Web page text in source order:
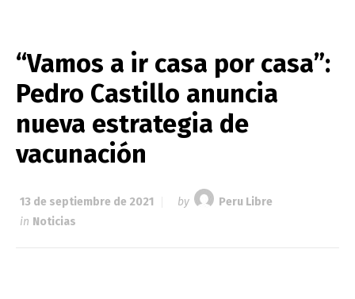
“Vamos a ir casa por casa”:
Pedro Castillo anuncia
nueva estrategia de
vacunación
13 de septiembre de 2021 by
Peru Libre
in Noticias